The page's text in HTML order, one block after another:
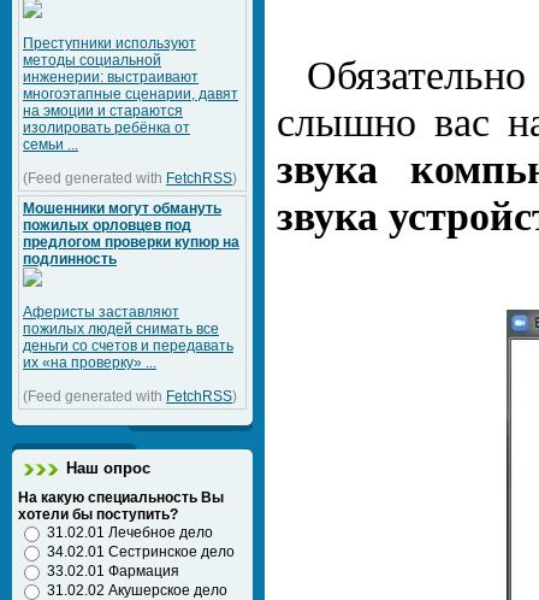
Преступники используют
методы социальной
инженерии: выстраивают
многоэтапные сценарии, давят
на эмоции и стараются
изолировать ребёнка от
семьи ...
(Feed generated with FetchRSS)
Мошенники могут обмануть
пожилых орловцев под
предлогом проверки купюр на
подлинность
Аферисты заставляют
пожилых людей снимать все
деньги со счетов и передавать
их «на проверку» ...
(Feed generated with FetchRSS)
Наш опрос
На какую специальность Вы
хотели бы поступить?
31.02.01 Лечебное дело
34.02.01 Сестринское дело
33.02.01 Фармация
31.02.02 Акушерское дело
слышно вас
звука
звука